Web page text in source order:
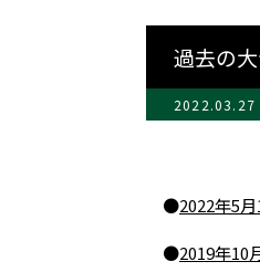
過去の
2022.03.27
●2022年5
●2019年10